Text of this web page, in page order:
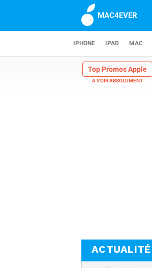
MAC4EVER
IPHONE IPAD MAC
Top Promos Apple
ACTUALITÉ